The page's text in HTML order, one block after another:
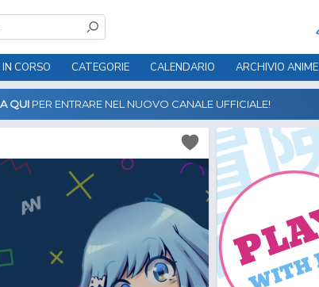
CORSO CATEGORIE CALENDARIO ARCHIVIO ANIME
QUI PER ENTRARE NEL NUOVO CANALE UFFICIALE!